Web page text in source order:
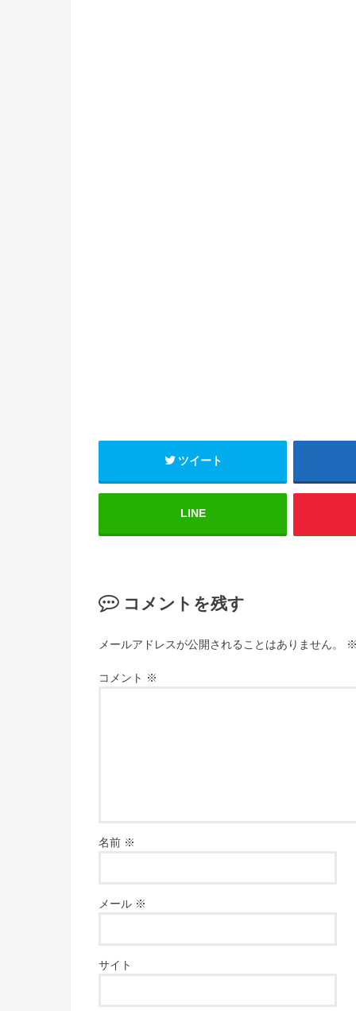
ツイート
LINE
コメントを残す
メールアドレスが公開されることはありません。
コメント ※
名前 ※
メール ※
サイト